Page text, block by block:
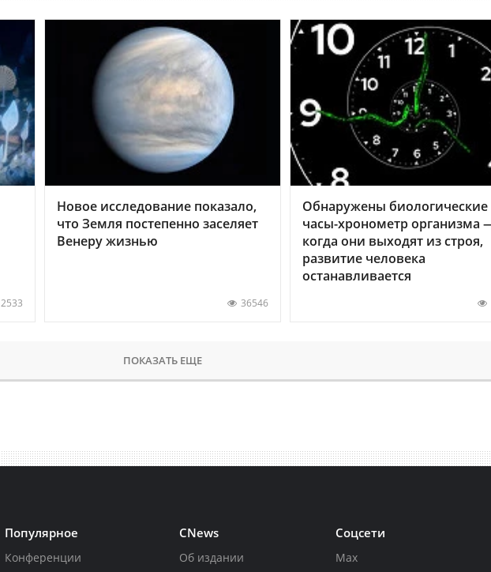
2533
Новое исследование показало,
что Земля постепенно заселяет
Венеру жизнью
36546
Обнаружены биологические
часы-хронометр организма
когда они выходят из строя,
развитие человека
останавливается
ПОКАЗАТЬ ЕЩЕ
Популярное
Конференции
CNews
Об издании
Соцсети
Max